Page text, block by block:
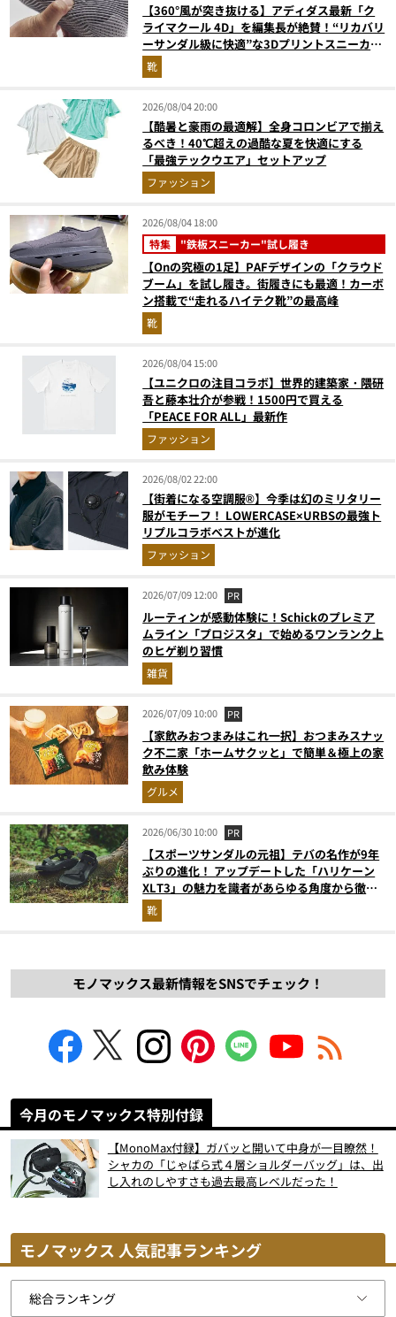
【360°風が突き抜ける】アディダス最新「ク
ライマクール 4D」を編集長が絶賛！“リカバリ
ーサンダル級に快適”な3Dプリントスニーカー
『コレ買いです』Vol.173
靴
2026/08/04 20:00
【酷暑と豪雨の最適解】全身コロンビアで揃え
るべき！40℃超えの過酷な夏を快適にする
「最強テックウエア」セットアップ
ファッション
2026/08/04 18:00
特集 "鉄板スニーカー"試し履き
【Onの究極の1足】PAFデザインの「クラウド
ブーム」を試し履き。街履きにも最適！カーボ
ン搭載で“走れるハイテク靴”の最高峰
靴
2026/08/04 15:00
【ユニクロの注目コラボ】世界的建築家・隈研
吾と藤本壮介が参戦！1500円で買える
「PEACE FOR ALL」最新作
ファッション
2026/08/02 22:00
【街着になる空調服®】今季は幻のミリタリー
服がモチーフ！ LOWERCASE×URBSの最強ト
リプルコラボベストが進化
ファッション
2026/07/09 12:00 PR
ルーティンが感動体験に！Schickのプレミア
ムライン「プロジスタ」で始めるワンランク上
のヒゲ剃り習慣
雑貨
2026/07/09 10:00 PR
【家飲みおつまみはこれ一択】おつまみスナッ
ク不二家「ホームサクッと」で簡単＆極上の家
飲み体験
グルメ
2026/06/30 10:00 PR
【スポーツサンダルの元祖】テバの名作が9年
ぶりの進化！ アップデートした「ハリケーン
XLT3」の魅力を識者があらゆる角度から徹底
解説！
靴
モノマックス最新情報をSNSでチェック！
今月のモノマックス特別付録
【MonoMax付録】ガバッと開いて中身が一目瞭然！
シャカの「じゃばら式４層ショルダーバッグ」は、出
し入れのしやすさも過去最高レベルだった！
モノマックス 人気記事ランキング